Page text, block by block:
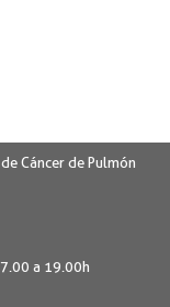
Cáncer de Pulmón
a 19.00h